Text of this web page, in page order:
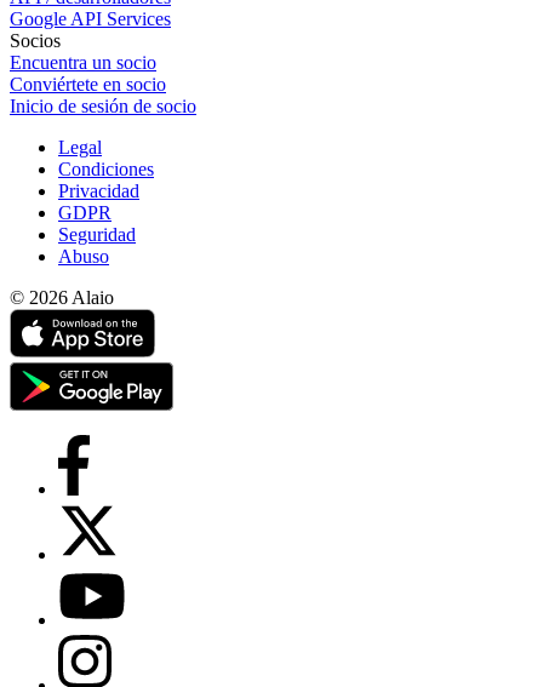
Google API Services
Socios
Encuentra un socio
Conviértete en socio
Inicio de sesión de socio
Legal
Condiciones
Privacidad
GDPR
Seguridad
Abuso
© 2026 Alaio